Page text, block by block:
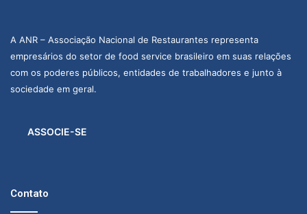
A ANR – Associação Nacional de Restaurantes representa
empresários do setor de food service brasileiro em suas relações
com os poderes públicos, entidades de trabalhadores e junto à
sociedade em geral.
ASSOCIE-SE
Contato